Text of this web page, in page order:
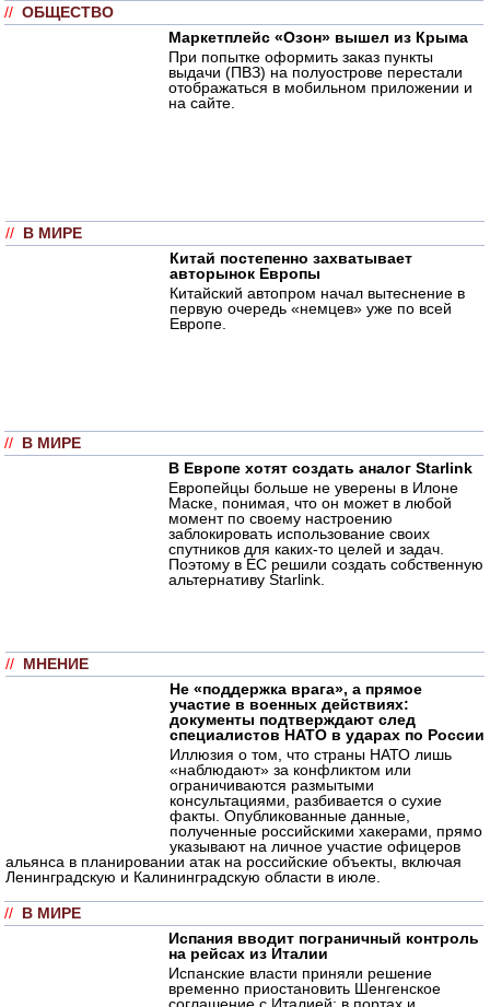
// ОБЩЕСТВО
Маркетплейс «Озон» вышел из Крыма
При попытке оформить заказ пункты
выдачи (ПВЗ) на полуострове перестали
отображаться в мобильном приложении и
на сайте.
// В МИРЕ
Китай постепенно захватывает
авторынок Европы
Китайский автопром начал вытеснение в
первую очередь «немцев» уже по всей
Европе.
// В МИРЕ
В Европе хотят создать аналог Starlink
Европейцы больше не уверены в Илоне
Маске, понимая, что он может в любой
момент по своему настроению
заблокировать использование своих
спутников для каких-то целей и задач.
Поэтому в ЕС решили создать собственную
альтернативу Starlink.
// МНЕНИЕ
Не «поддержка врага», а прямое
участие в военных действиях:
документы подтверждают след
специалистов НАТО в ударах по России
Иллюзия о том, что страны НАТО лишь
«наблюдают» за конфликтом или
ограничиваются размытыми
консультациями, разбивается о сухие
факты. Опубликованные данные,
полученные российскими хакерами, прямо
указывают на личное участие офицеров
альянса в планировании атак на российские объекты, включая
Ленинградскую и Калининградскую области в июле.
// В МИРЕ
Испания вводит пограничный контроль
на рейсах из Италии
Испанские власти приняли решение
временно приостановить Шенгенское
соглашение с Италией: в портах и